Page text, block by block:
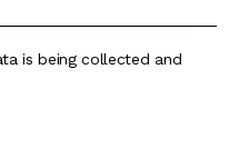
is being collected and